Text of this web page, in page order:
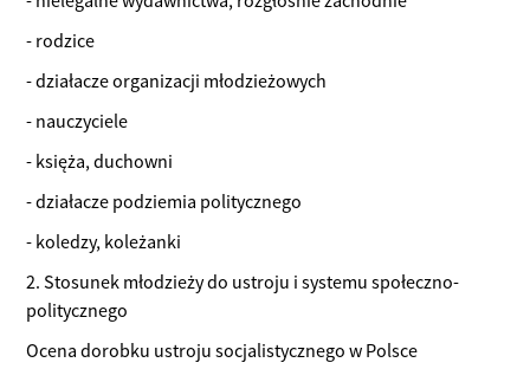
- rodzice
- działacze organizacji młodzieżowych
- nauczyciele
- księża, duchowni
- działacze podziemia politycznego
- koledzy, koleżanki
2. Stosunek młodzieży do ustroju i systemu społeczno-
politycznego
Ocena dorobku ustroju socjalistycznego w Polsce